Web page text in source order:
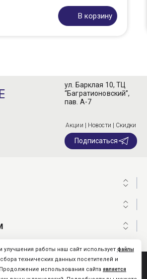
В корзину
ул. Барклая 10, ТЦ
“Багратионовский”,
пав. А-7
Акции | Новости | Скидки
Подписаться
Nistone.Ru © 2026
улучшения работы наш сайт использует файлы
технических данных посетителей и
использования сайта является